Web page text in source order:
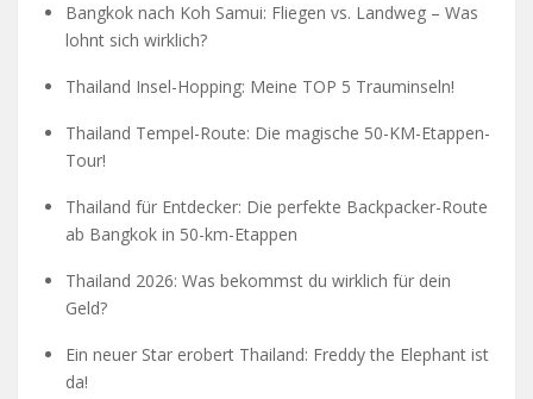
Bangkok nach Koh Samui: Fliegen vs. Landweg – Was
lohnt sich wirklich?
Thailand Insel-Hopping: Meine TOP 5 Trauminseln!
Thailand Tempel-Route: Die magische 50-KM-Etappen-
Tour!
Thailand für Entdecker: Die perfekte Backpacker-Route
ab Bangkok in 50-km-Etappen
Thailand 2026: Was bekommst du wirklich für dein
Geld?
Ein neuer Star erobert Thailand: Freddy the Elephant ist
da!